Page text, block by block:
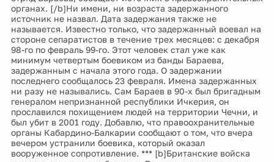
органах. [/b]Ни имени, ни возраста задержанного
источник не назвал. Дата задержания также не
называется. Известно только, что задержанный воевал на
стороне сепаратистов в течение трех месяцев: с декабря
98-го по февраль 99-го. Этот человек стал уже как
минимум четвертым боевиком из банды Бараева,
задержанным с начала этого года. О задержании
последнего сообщалось 23 февраля. Имена задержанных
ни разу не назывались. Сам Бараев в 90-х был бригадным
генералом непризнанной республики Ичкерия, он
прославился похищением людей на территории Чечни, и
был убит в 2001 году. Добавлю, что правоохранительные
органы Кабардино-Балкарии сообщают о том, что вчера
вечером устранили боевика, который оказал
вооруженное сопротивление. *** [b]Британские войска